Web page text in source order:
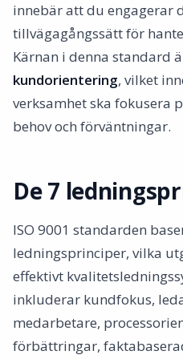
innebär att du engagerar
tillvägagångssätt för
Kärnan i denna standard
kundorientering, vilket
verksamhet ska fokusera
behov och förväntningar.
De 7
ISO 9001 standarden
ledningsprinciper, vilka
effektivt
inkluderar kundfokus,
medarbetare,
förbättringar,